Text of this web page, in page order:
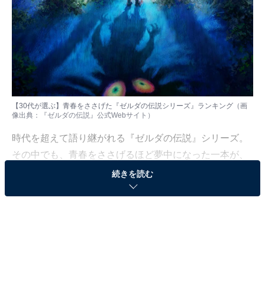
【30代が選ぶ】青春をささげた『ゼルダの伝説シリーズ』ランキング（画
像出典：
『ゼルダの伝説』公式Webサイト ）
時代を超えて語り継がれる『ゼルダの伝説』シリーズ。
その中でも、青春をささげるほど夢中になった一本が、
誰しも心の中にあるのではないでしょうか。
続きを読む